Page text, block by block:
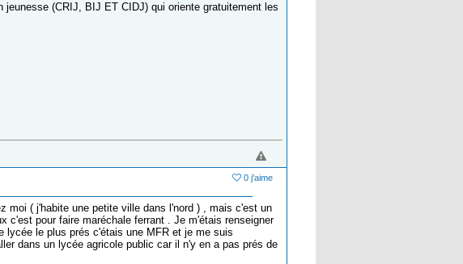
(CRIJ, BIJ ET CIDJ) qui oriente gratuitement les
0 j'aime
moi ( j'habite une petite ville dans l'nord ) , mais c'est un
c'est pour faire maréchale ferrant . Je m'étais renseigner
lycée le plus prés c'étais une MFR et je me suis
dans un lycée agricole public car il n'y en a pas prés de